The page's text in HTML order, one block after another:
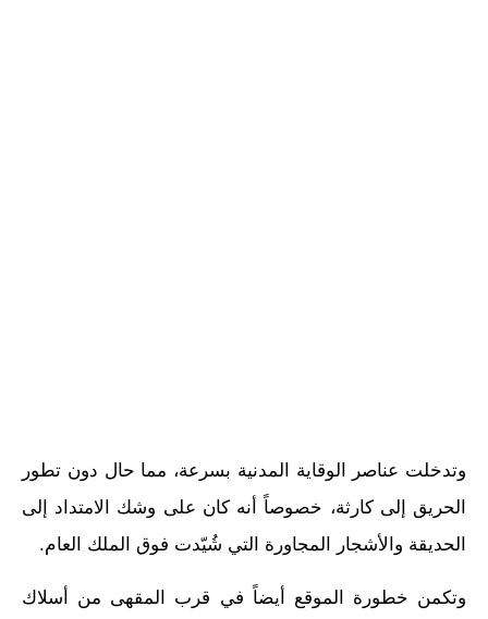
وتدخلت عناصر الوقاية المدنية بسرعة، مما حال دون تطور
الحريق إلى كارثة، خصوصاً أنه كان على وشك الامتداد إلى
الحديقة والأشجار المجاورة التي شُيّدت فوق الملك العام.
وتكمن خطورة الموقع أيضاً في قرب المقهى من أسلاك